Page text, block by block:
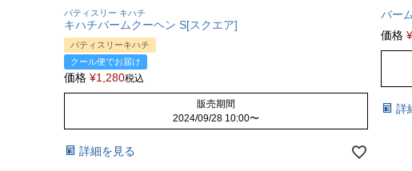
パティスリー キハチ
キハチバームクーヘン S[スクエア]
パティスリーキハチ
クール便でお届け
価格 ¥1,280税込
販売期間
2024/09/28 10:00〜
詳細を見る
バー
価格 ¥
詳